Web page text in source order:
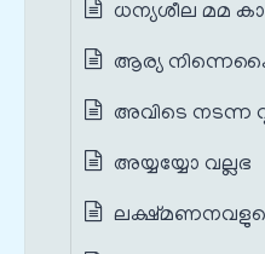
ധന്യശീല മമ
ആര്യ
അവിടെ നടന്ന
അയ്യയ്യോ വല്ലഭ